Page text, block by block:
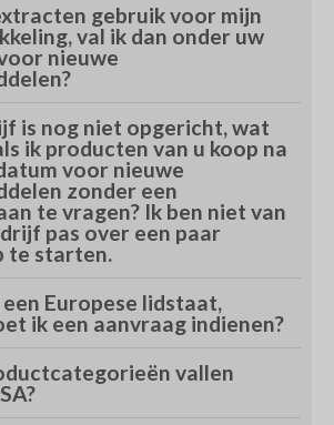
gebruik voor mijn
val ik dan onder uw
nieuwe
is nog niet opgericht, wat
ik producten van u koop na
voor nieuwe
zonder een
te vragen? Ik ben niet van
pas over een paar
te starten.
Europese lidstaat,
ik een aanvraag indienen?
vallen